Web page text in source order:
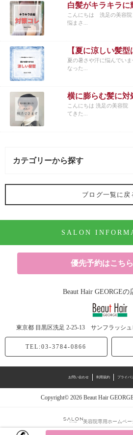
こんにちは 洗足の美容院
悩まさ...
夏の暑さや汗に悩んでい
なった...
こんにちは 洗足の美容院
てきた...
カテゴリーから探す
オススメメニュー (6記事)
ヘアケア (3記事)
シャンプー (1記事)
ブログ一覧に戻
SALON
優先予約はこち
Beaut Hair GEORGEの
東京都 目黒区洗足 2-25-13 サンフラッシュ
TEL:03-3784-0866
お問い合わせ 利用規約 プライバ
Copyright© 2026 Beaut Hair
美容院専用ホームペー